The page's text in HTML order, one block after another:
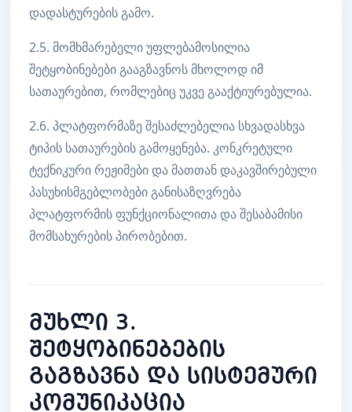
დადასტურების გამო.
2.5. მომხმარებელი უფლებამოსილია
შეტყობინებები გააგზავნოს მხოლოდ იმ
სათაურებით, რომლებიც უკვე გააქტიურებულია.
2.6. პლატფორმაზე შესაძლებელია სხვადასხვა
ტიპის სათაურების გამოყენება. კონკრეტული
ტექნიკური რეჟიმები და მათთან დაკავშირებული
პასუხისმგებლობები განისაზღვრება
პლატფორმის ფუნქციონალითა და შესაბამისი
მომსახურების პირობებით.
მუხლი 3.
შეტყობინებების
გაგზავნა და სისტემური
კომუნიკაცია